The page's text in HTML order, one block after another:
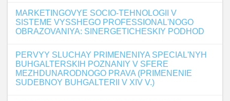
MARKETINGOVYE SOCIO-TEHNOLOGII V
SISTEME VYSSHEGO PROFESSIONAL'NOGO
OBRAZOVANIYA: SINERGETICHESKIY PODHOD
PERVYY SLUCHAY PRIMENENIYA SPECIAL'NYH
BUHGALTERSKIH POZNANIY V SFERE
MEZHDUNARODNOGO PRAVA (PRIMENENIE
SUDEBNOY BUHGALTERII V XIV V.)